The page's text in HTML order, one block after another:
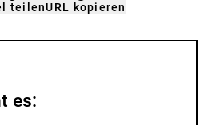
teilenURL kopieren
es: